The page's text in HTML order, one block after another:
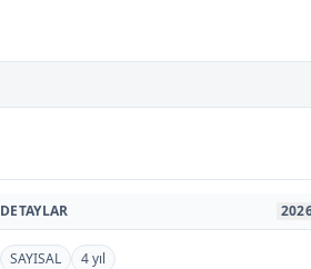
DETAYLAR
SAYISAL 4 yıl